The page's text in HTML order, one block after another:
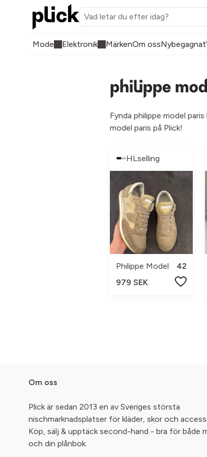
Mode Elektronik MärkenOm ossNybegagnat
philippe
Fynda philippe model
model paris på Plick!
HLselling
Philippe Model
42
979 SEK
Om oss
Plick är sedan 2013 en av Sveriges största
nischmarknadsplatser för kläder, skor och
Köp, sälj & upptäck second-hand - bra för både
och din plånbok.